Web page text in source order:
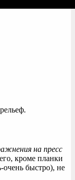
на пресс
кроме планки
очень быстро), не